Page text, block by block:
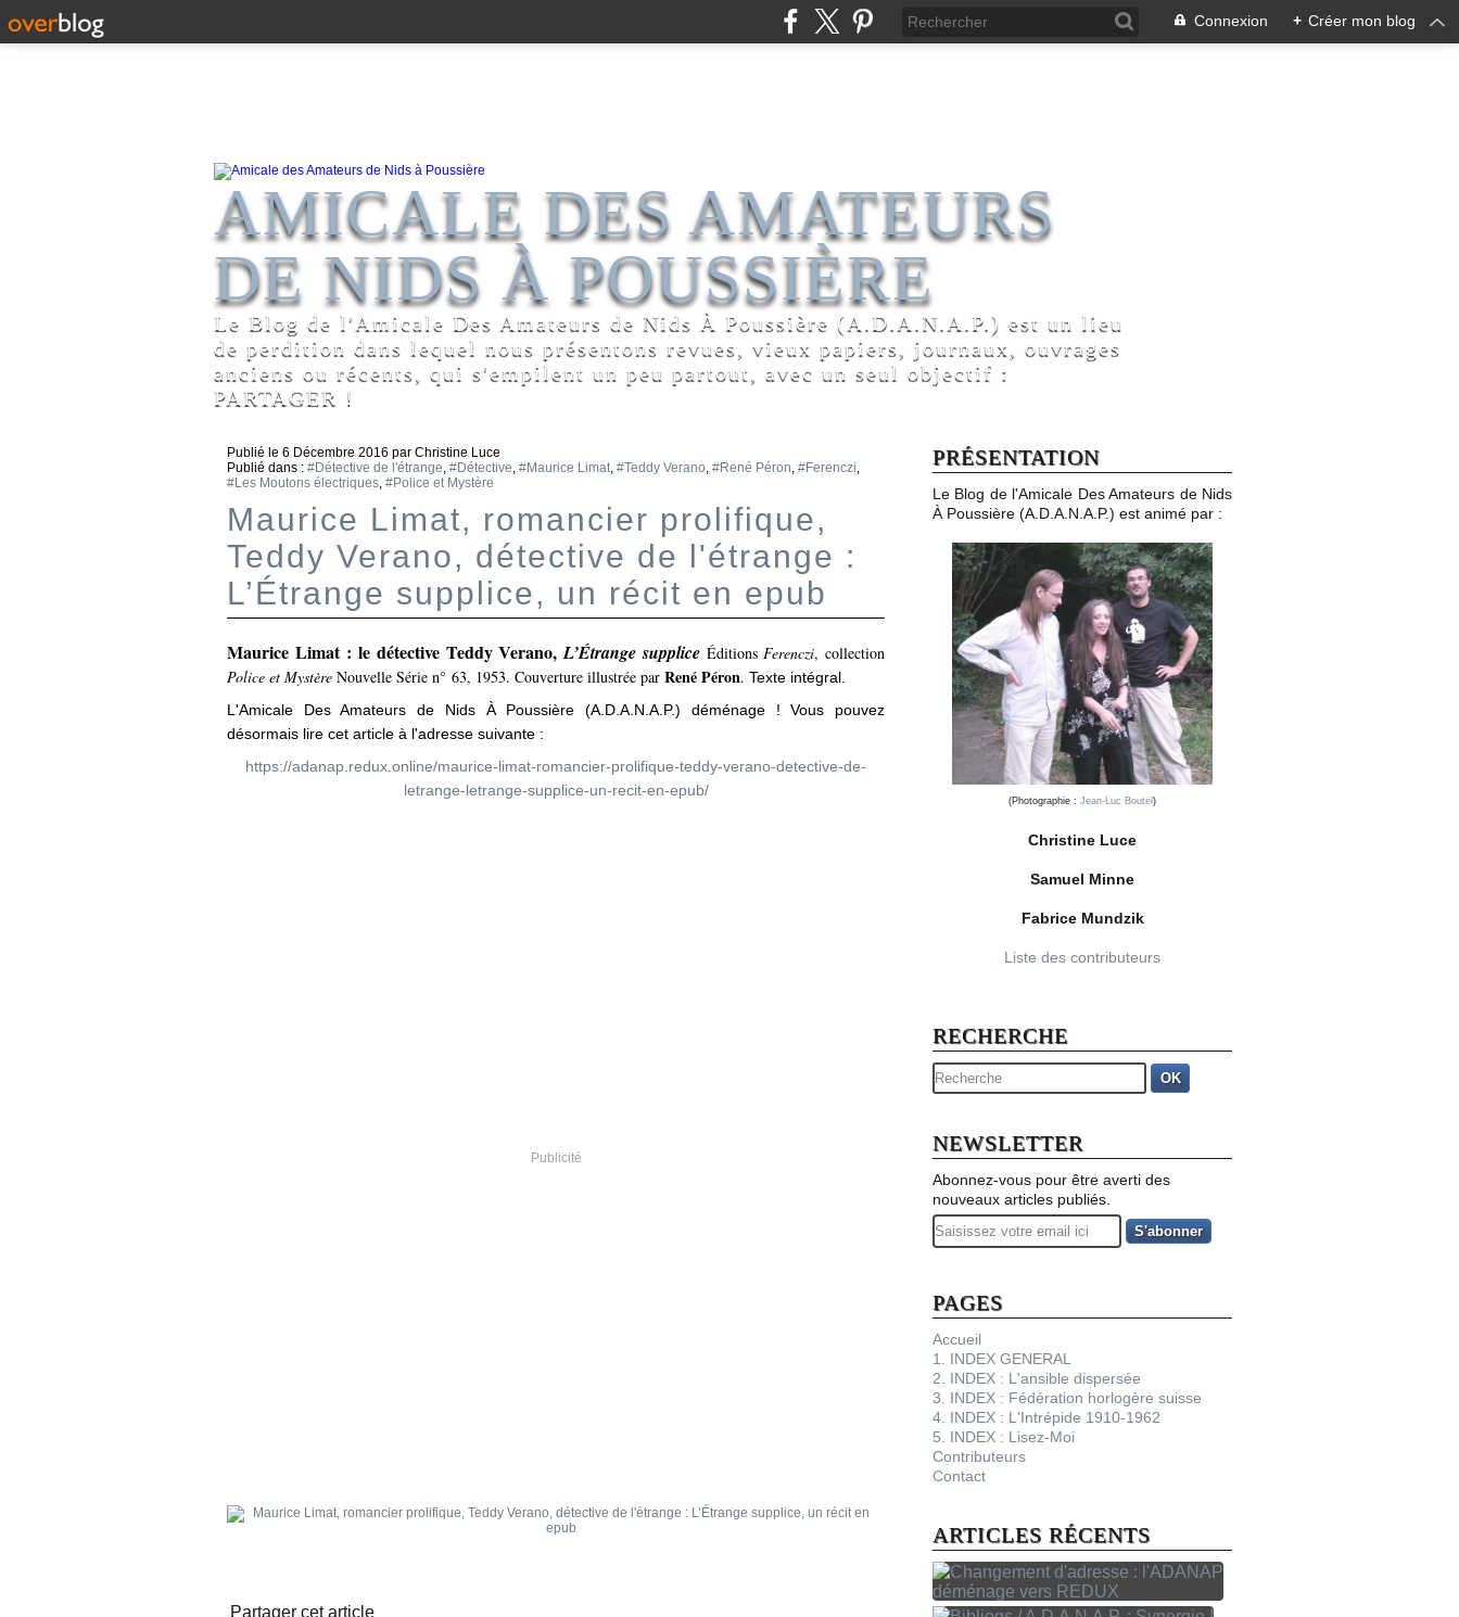
Connexion + Créer mon blog
AMICALE DES AMATEURS
DE NIDS À POUSSIÈRE
Le Blog de l'Amicale Des Amateurs de Nids À Poussière (A.D.A.N.A.P.) est un lieu
de perdition dans lequel nous présentons revues, vieux papiers, journaux, ouvrages
anciens ou récents, qui s'empilent un peu partout, avec un seul objectif :
PARTAGER !
Publié le 6 Décembre 2016 par Christine Luce
Publié dans : #Détective de l'étrange, #Détective, #Maurice Limat, #Teddy Verano, #René Péron, #Ferenczi,
#Les Moutons électriques, #Police et Mystère
Maurice Limat, romancier prolifique,
Teddy Verano, détective de l'étrange :
L’Étrange supplice, un récit en epub
Maurice Limat : le détective Teddy Verano,L’Étrange supplice ÉditionsFerenczi, collection
Police et Mystère Nouvelle Série n° 63, 1953. Couverture illustrée par René Péron. Texte intégral.
L'Amicale Des Amateurs de Nids À Poussière (A.D.A.N.A.P.) déménage ! Vous pouvez
désormais lire cet article à l'adresse suivante :
https://adanap.redux.online/maurice-limat-romancier-prolifique-teddy-verano-detective-de-
letrange-letrange-supplice-un-recit-en-epub/
Publicité
Partager cet article
PRÉSENTATION
Le Blog de l'Amicale Des Amateurs de Nids
À Poussière (A.D.A.N.A.P.) est animé par :
(Photographie : Jean-Luc Boutel )
Christine Luce
Samuel Minne
Fabrice Mundzik
Liste des contributeurs
RECHERCHE
OK
NEWSLETTER
Abonnez-vous pour être averti des
nouveaux articles publiés.
Email
PAGES
Accueil
1. INDEX GENERAL
2. INDEX : L'ansible dispersée
3. INDEX : Fédération horlogère suisse
4. INDEX : L'Intrépide 1910-1962
5. INDEX : Lisez-Moi
Contributeurs
Contact
ARTICLES RÉCENTS